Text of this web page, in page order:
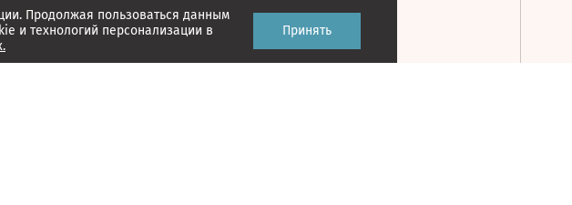
Продолжая пользоваться данным
и технологий персонализации в
Принять